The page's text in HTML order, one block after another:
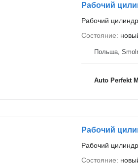
Рабочий
Рабочий
Состояние
Польша,
Auto Perfekt
Рабочий
Рабочий
Состояние